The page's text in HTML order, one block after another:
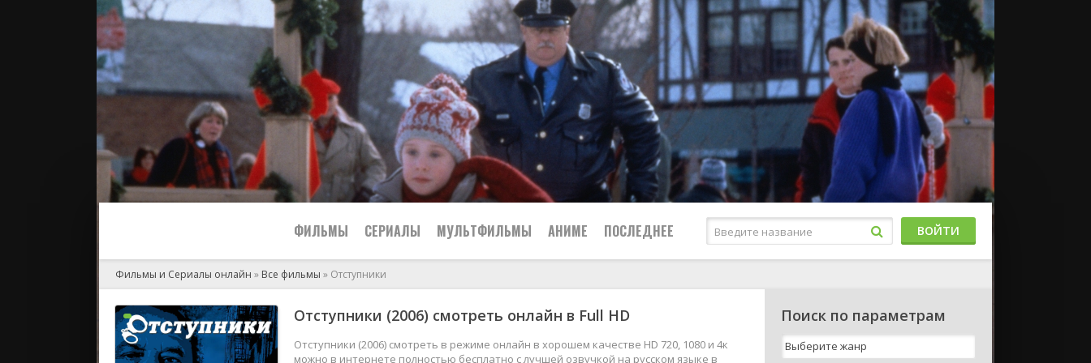
ФИЛЬМЫ
2024
Боевики
Военные
Мелодрамы
Приключения
СЕРИАЛЫ МУЛЬТФИЛЬМЫ АНИМЕ ПОСЛЕДНЕЕ
2024
ВОЙТИ
Фильмы и Сериалы онлайн » Все фильмы » Отступники
Отступники (2006) смотреть онлайн в Full HD
Отступники (2006) смотреть в режиме онлайн в хорошем качестве HD 720, 1080 и 4к
можно в интернете полностью бесплатно с лучшей озвучкой на русском языке в
Поиск по параметрам